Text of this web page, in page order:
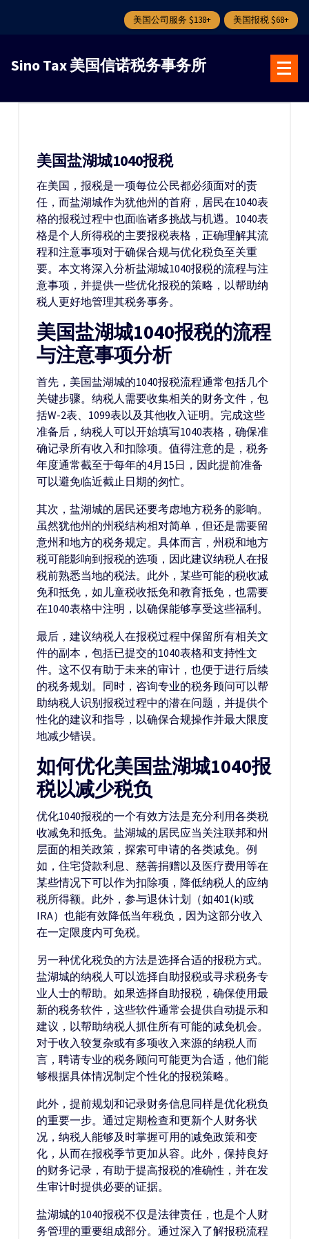
美国公司服务 $138+ 美国报税 $68+
Sino Tax 美国信诺税务事务所
美国盐湖城1040报税
在美国，报税是一项每位公民都必须面对的责
任，而盐湖城作为犹他州的首府，居民在1040表
格的报税过程中也面临诸多挑战与机遇。1040表
格是个人所得税的主要报税表格，正确理解其流
程和注意事项对于确保合规与优化税负至关重
要。本文将深入分析盐湖城1040报税的流程与注
意事项，并提供一些优化报税的策略，以帮助纳
税人更好地管理其税务事务。
美国盐湖城1040报税的流程
与注意事项分析
首先，美国盐湖城的1040报税流程通常包括几个
关键步骤。纳税人需要收集相关的财务文件，包
括W-2表、1099表以及其他收入证明。完成这些
准备后，纳税人可以开始填写1040表格，确保准
确记录所有收入和扣除项。值得注意的是，税务
年度通常截至于每年的4月15日，因此提前准备
可以避免临近截止日期的匆忙。
其次，盐湖城的居民还要考虑地方税务的影响。
虽然犹他州的州税结构相对简单，但还是需要留
意州和地方的税务规定。具体而言，州税和地方
税可能影响到报税的选项，因此建议纳税人在报
税前熟悉当地的税法。此外，某些可能的税收减
免和抵免，如儿童税收抵免和教育抵免，也需要
在1040表格中注明，以确保能够享受这些福利。
最后，建议纳税人在报税过程中保留所有相关文
件的副本，包括已提交的1040表格和支持性文
件。这不仅有助于未来的审计，也便于进行后续
的税务规划。同时，咨询专业的税务顾问可以帮
助纳税人识别报税过程中的潜在问题，并提供个
性化的建议和指导，以确保合规操作并最大限度
地减少错误。
如何优化美国盐湖城1040报
税以减少税负
优化1040报税的一个有效方法是充分利用各类税
收减免和抵免。盐湖城的居民应当关注联邦和州
层面的相关政策，探索可申请的各类减免。例
如，住宅贷款利息、慈善捐赠以及医疗费用等在
某些情况下可以作为扣除项，降低纳税人的应纳
税所得额。此外，参与退休计划（如401(k)或
IRA）也能有效降低当年税负，因为这部分收入
在一定限度内可免税。
另一种优化税负的方法是选择合适的报税方式。
盐湖城的纳税人可以选择自助报税或寻求税务专
业人士的帮助。如果选择自助报税，确保使用最
新的税务软件，这些软件通常会提供自动提示和
建议，以帮助纳税人抓住所有可能的减免机会。
对于收入较复杂或有多项收入来源的纳税人而
言，聘请专业的税务顾问可能更为合适，他们能
够根据具体情况制定个性化的报税策略。
此外，提前规划和记录财务信息同样是优化税负
的重要一步。通过定期检查和更新个人财务状
况，纳税人能够及时掌握可用的减免政策和变
化，从而在报税季节更加从容。此外，保持良好
的财务记录，有助于提高报税的准确性，并在发
生审计时提供必要的证据。
盐湖城的1040报税不仅是法律责任，也是个人财
务管理的重要组成部分。通过深入了解报税流程